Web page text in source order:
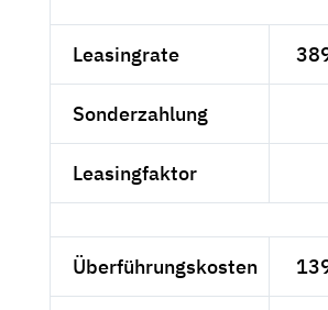
Leasingrate
Sonderzahlung
Leasingfaktor
Überführungskosten